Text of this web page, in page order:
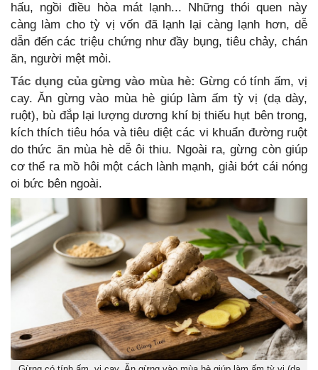
hấu, ngồi điều hòa mát lạnh... Những thói quen này
càng làm cho tỳ vị vốn đã lạnh lại càng lạnh hơn, dễ
dẫn đến các triệu chứng như đầy bụng, tiêu chảy, chán
ăn, người mệt mỏi.
Tác dụng của gừng vào mùa hè: Gừng có tính ấm, vị
cay. Ăn gừng vào mùa hè giúp làm ấm tỳ vị (dạ dày,
ruột), bù đắp lại lượng dương khí bị thiếu hụt bên trong,
kích thích tiêu hóa và tiêu diệt các vi khuẩn đường ruột
do thức ăn mùa hè dễ ôi thiu. Ngoài ra, gừng còn giúp
cơ thể ra mồ hôi một cách lành mạnh, giải bớt cái nóng
oi bức bên ngoài.